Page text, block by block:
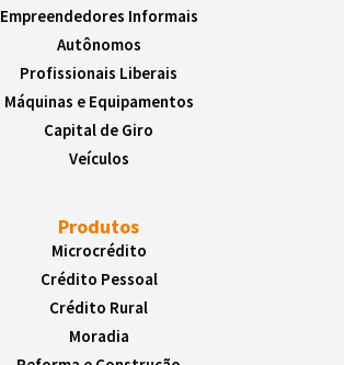
Empreendedores Informais
Autônomos
Profissionais Liberais
Máquinas e Equipamentos
Capital de Giro
Veículos
Produtos
Microcrédito
Crédito Pessoal
Crédito Rural
Moradia